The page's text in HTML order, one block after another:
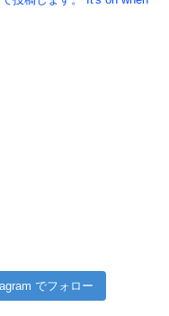
でフォロー